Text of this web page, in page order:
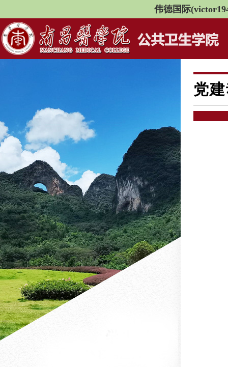
伟德国际
党